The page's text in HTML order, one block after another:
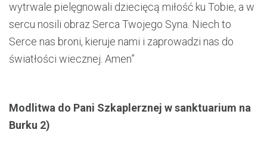
wytrwale pielęgnowali dziecięcą miłość ku Tobie, a w
sercu nosili obraz Serca Twojego Syna. Niech to
Serce nas broni, kieruje nami i zaprowadzi nas do
światłości wiecznej. Amen”
Modlitwa do Pani Szkaplerznej w sanktuarium na
Burku 2)